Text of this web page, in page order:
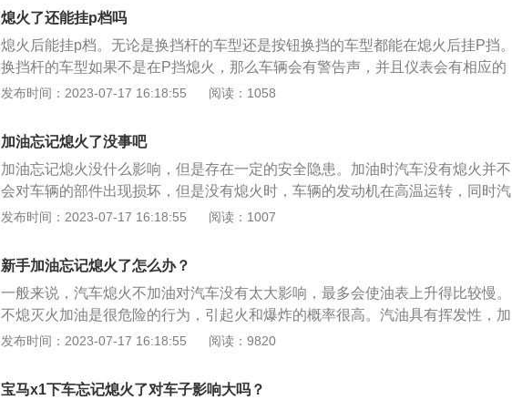
辆长时间停放，很容易出现电瓶亏电现象，影响电瓶的使用寿命。2、关空调/暖
风：很多驾驶员没有关闭空调和暖风的习惯，熄火前不关闭空调，让空调随着车
辆启动而启动，这种作法非常不可取，当车辆启动时，空调系统也会自动启动，
开始工作。这时车辆的瞬间功率负荷非常高，长期使用会损伤汽车电瓶。3、熄
火后不要长时间用电：车辆熄火后用电时，发动机不工作，电瓶处于干耗状态，
伤，对电瓶的使用寿命也有一定的影响。
熄火了还能挂p档吗
熄火后能挂p档。无论是换挡杆的车型还是按钮换挡的车型都能在熄火后挂P挡。
换挡杆的车型如果不是在P挡熄火，那么车辆会有警告声，并且仪表会有相应的
提示；而按键换挡的车更加厉害，不在P挡熄火会保持通电状态，相当于在电源A
以熄火，如果在D挡或者R挡熄火，那么再次启动就会突然窜车，这还是比较危险
2、而P挡实际上与N挡差不多，都能切断变速箱内部的动力传递，只是P挡比N挡
多一套锁止机构，将输出轴锁住，此时两边车轮就不能同向转动。
发布时间：2023-07-17 16:18:55 阅读：1058
加油忘记熄火了没事吧
加油忘记熄火没什么影响，但是存在一定的安全隐患。加油时汽车没有熄火并不
会对车辆的部件出现损坏，但是没有熄火时，车辆的发动机在高温运转，同时汽
车上的电路设备也都是处于工作状态，如果电路设备发生漏电的问题，产生一点
废气。一方面排气管温度很高，另一方面排气管排气时还可能夹带火星，所以这
就形成了安全隐患。汽车在加油时如果没熄火，油泵便继续工作，油箱内部便会
产生大量泡沫，这种情况下汽油泡沫可能会从油箱中喷出，油箱周围的油气混合
气体的浓度也会大大增加，一旦汽车及周边产生一丁点儿火星都可能会引发燃
烧、甚至爆炸。汽车加油需要注意：1.选择正规加油站加油。2.选择正确的时间
加油不要加太满，加到油箱2/3的位置能更好的发挥燃油经济性。4.熄火，汽车在
发布时间：2023-07-17 16:18:55 阅读：1007
新手加油忘记熄火了怎么办？
一般来说，汽车熄火不加油对汽车没有太大影响，最多会使油表上升得比较慢。
不熄灭火加油是很危险的行为，引起火和爆炸的概率很高。汽油具有挥发性，加
油时，加油站空气中的汽油含量非常高。另外，如果汽车不灭火，汽车的电力系
火花，如果汽车的电气设备发生电路或漏电，极有可能引起起火或爆炸。
发布时间：2023-07-17 16:18:55 阅读：9820
宝马x1下车忘记熄火了对车子影响大吗？